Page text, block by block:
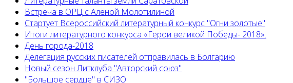
Встреча в ОРЦ с Алёной Молотилиной
Cтартует Всероссийский литературный конкурс "Огни золотые"
Итоги литературного конкурса «Герои великой Победы- 2018».
День города-2018
Делегация русских писателей отправилась в Болгарию
Новый сезон Литклуба "Авторский союз"
"Большое сердце" в СИЗО